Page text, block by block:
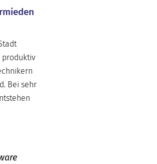
produktiv
Bei sehr